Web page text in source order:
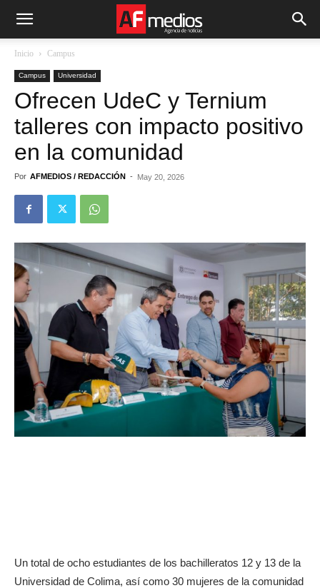
Inicio Campus
Campus Universidad
Ofrecen UdeC y Ternium
talleres con impacto positivo
en la comunidad
Por AFMEDIOS / REDACCIÓN - May 20, 2026
Un total de ocho estudiantes de los bachilleratos 12 y 13 de la
Universidad de Colima, así como 30 mujeres de la comunidad